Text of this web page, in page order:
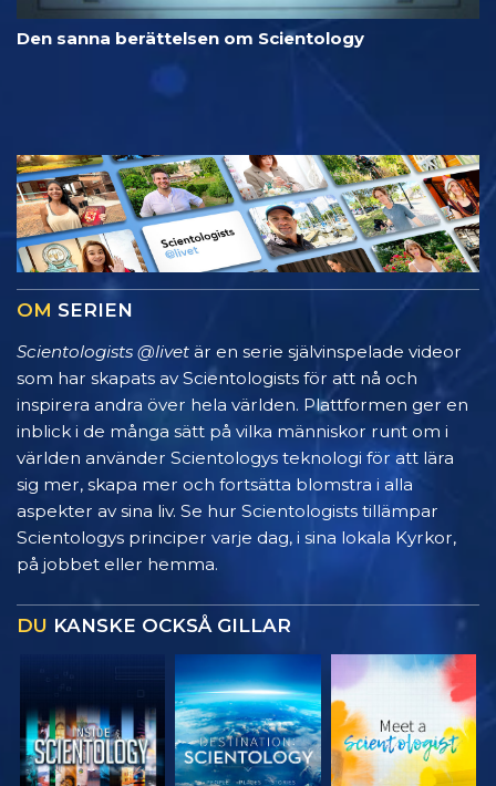
Den sanna berättelsen om Scientology
OM SERIEN
Scientologists @livet är en serie självinspelade videor
som har skapats av Scientologists för att nå och
inspirera andra över hela världen. Plattformen ger en
inblick i de många sätt på vilka människor runt om i
världen använder Scientologys teknologi för att lära
sig mer, skapa mer och fortsätta blomstra i alla
aspekter av sina liv. Se hur Scientologists tillämpar
Scientologys principer varje dag, i sina lokala Kyrkor,
på jobbet eller hemma.
DU KANSKE OCKSÅ GILLAR